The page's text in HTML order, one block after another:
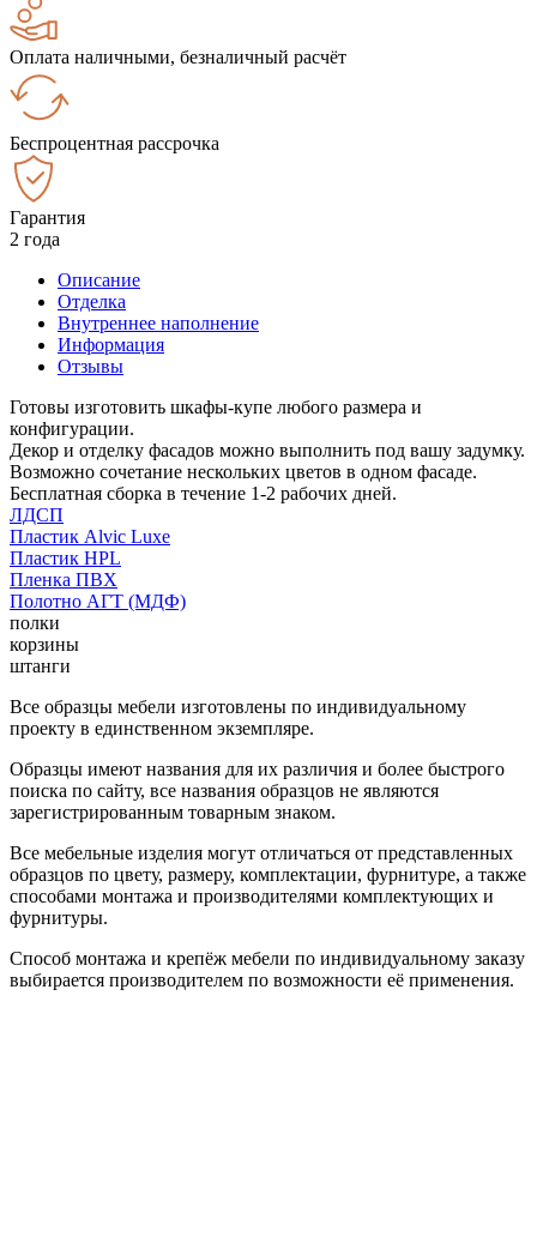
Оплата наличными, безналичный расчёт
Беспроцентная рассрочка
Гарантия
2 года
Описание
Отделка
Внутреннее наполнение
Информация
Отзывы
Готовы изготовить шкафы-купе любого размера и
конфигурации.
Декор и отделку фасадов можно выполнить под вашу задумку.
Возможно сочетание нескольких цветов в одном фасаде.
Бесплатная сборка в течение 1-2 рабочих дней.
ЛДСП
Пластик Alvic Luxe
Пластик HPL
Пленка ПВХ
Полотно АГТ (МДФ)
полки
корзины
штанги
Все образцы мебели изготовлены по индивидуальному
проекту в единственном экземпляре.
Образцы имеют названия для их различия и более быстрого
поиска по сайту, все названия образцов не являются
зарегистрированным товарным знаком.
Все мебельные изделия могут отличаться от представленных
образцов по цвету, размеру, комплектации, фурнитуре, а также
способами монтажа и производителями комплектующих и
фурнитуры.
Способ монтажа и крепёж мебели по индивидуальному заказу
выбирается производителем по возможности её применения.